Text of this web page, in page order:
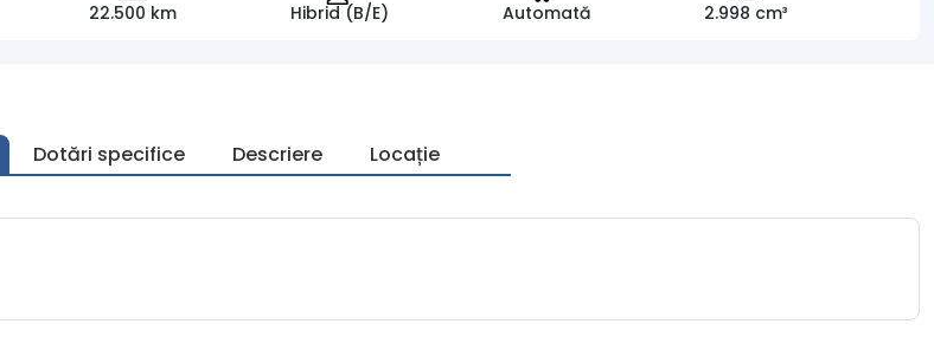
22.500 km Hibrid (B/E) Automată 2.998 cm³
Dotări specifice Descriere Locație